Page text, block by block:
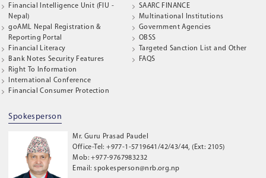
Financial Intelligence Unit (FIU -
Nepal)
goAML Nepal Registration &
Reporting Portal
Financial Literacy
Bank Notes Security Features
Right To Information
International Conference
Financial Consumer Protection
SAARC FINANCE
Multinational Institutions
Government Agencies
OBSS
Targeted Sanction List and Other
FAQS
Spokesperson
Mr. Guru Prasad Paudel
Office-Tel: +977-1-5719641/42/43/44, (Ext: 2105)
Mob: +977-9767983232
Email: spokesperson@nrb.org.np